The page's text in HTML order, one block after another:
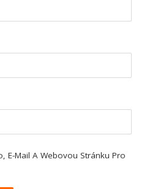
E-Mail A Webovou Stránku Pro